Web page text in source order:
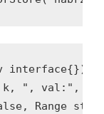
interface{})
", val:" , v)
Range